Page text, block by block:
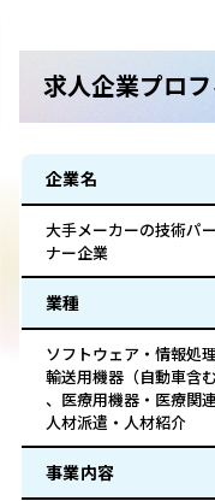
求人企業プロ
企業名
大手メーカーの技術パ
ナー企業
業種
ソフトウェア・情報処理
輸送用機器（自動車含む
、医療用機器・医療関連
人材派遣・人材紹介
事業内容